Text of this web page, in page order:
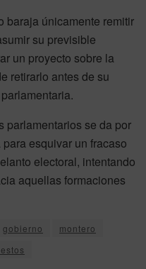
baraja únicamente remitir
su previsible
un proyecto sobre la
retirarlo antes de su
parlamentarios se da por
esquivar un fracaso
electoral, intentando
aquellas formaciones
gobierno
montero